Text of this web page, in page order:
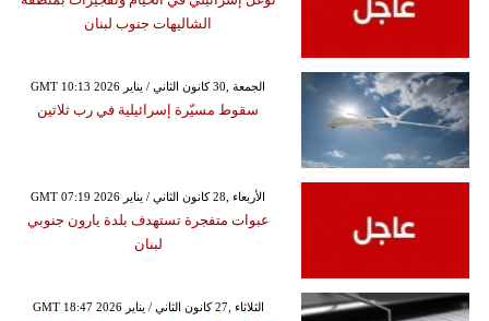
الشاليهات جنوب لبنان
GMT 10:13 2026 الجمعة ,30 كانون الثاني / يناير
سقوط مسيّرة إسرائيلية في رب ثلاثين
GMT 07:19 2026 الأربعاء ,28 كانون الثاني / يناير
عبوات متفجرة تستهدف بلدة يارون جنوبي
لبنان
GMT 18:47 2026 الثلاثاء ,27 كانون الثاني / يناير